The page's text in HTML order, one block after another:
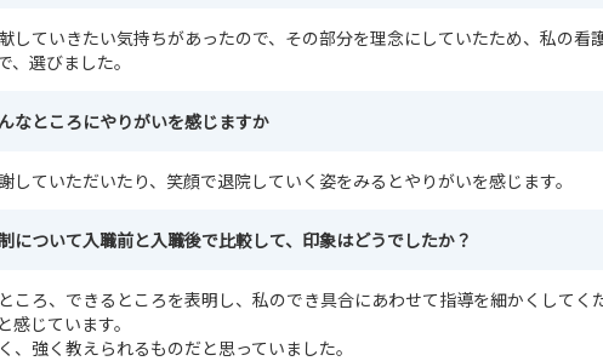
していきたい気持ちがあったので、その部分を理念にしていたため、私の看
、選びました。
なところにやりがいを感じますか
していただいたり、笑顔で退院していく姿をみるとやりがいを感じます。
について入職前と入職後で比較して、印象はどうでしたか？
ころ、できるところを表明し、私のでき具合にあわせて指導を細かくしてく
感じています。
、強く教えられるものだと思っていました。